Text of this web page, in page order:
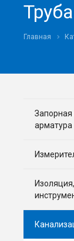
Главная
арматура